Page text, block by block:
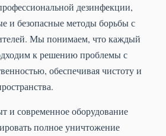
дезинфекции,
и безопасные методы борьбы с
Мы понимаем, что каждый
к решению проблемы с
обеспечивая чистоту и
и современное оборудование
полное уничтожение